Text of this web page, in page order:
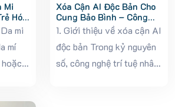
Mi
Hóa
mi
mí
Xóa Cận AI Độc Bản Cho
Cung Bảo Bình – Công
Nghệ Thị Lực Dẫn Đầu Xu
1. Giới thiệu về xóa cận AI
độc bản Trong kỷ nguyên
số, công nghệ trí tuệ nhân